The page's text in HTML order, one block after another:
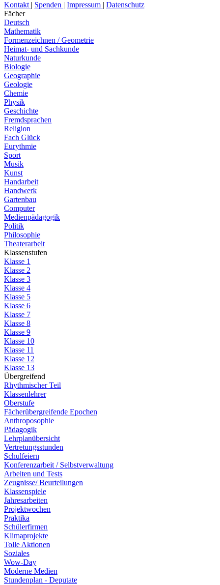
Kontakt | Spenden | Impressum | Datenschutz
Fächer
Deutsch
Mathematik
Formenzeichnen / Geometrie
Heimat- und Sachkunde
Naturkunde
Biologie
Geographie
Geologie
Chemie
Physik
Geschichte
Fremdsprachen
Religion
Fach Glück
Eurythmie
Sport
Musik
Kunst
Handarbeit
Handwerk
Gartenbau
Computer
Medienpädagogik
Politik
Philosophie
Theaterarbeit
Klassenstufen
Klasse 1
Klasse 2
Klasse 3
Klasse 4
Klasse 5
Klasse 6
Klasse 7
Klasse 8
Klasse 9
Klasse 10
Klasse 11
Klasse 12
Klasse 13
Übergreifend
Rhythmischer Teil
Klassenlehrer
Oberstufe
Fächerübergreifende Epochen
Anthroposophie
Pädagogik
Lehrplanübersicht
Vertretungsstunden
Schulfeiern
Konferenzarbeit / Selbstverwaltung
Arbeiten und Tests
Zeugnisse/ Beurteilungen
Klassenspiele
Jahresarbeiten
Projektwochen
Praktika
Schülerfirmen
Klimaprojekte
Tolle Aktionen
Soziales
Wow-Day
Moderne Medien
Stundenplan - Deputate